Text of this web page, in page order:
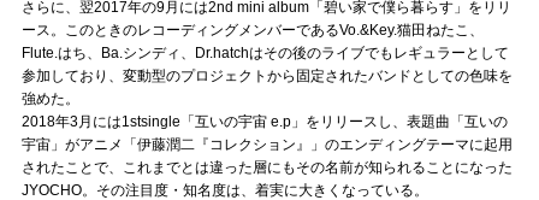
さらに、翌2017年の9月には2nd mini album「碧い家で僕ら暮らす」をリリ
ース。このときのレコーディングメンバーであるVo.&Key.猫田ねたこ、
Flute.はち、Ba.シンディ、Dr.hatchはその後のライブでもレギュラーとして
参加しており、変動型のプロジェクトから固定されたバンドとしての色味を
強めた。
2018年3月には1stsingle「互いの宇宙 e.p」をリリースし、表題曲「互いの
宇宙」がアニメ「伊藤潤二『コレクション』」のエンディングテーマに起用
されたことで、これまでとは違った層にもその名前が知られることになった
JYOCHO。その注目度・知名度は、着実に大きくなっている。